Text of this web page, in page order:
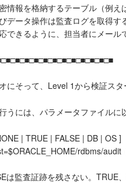
情報を格納するテーブル（例え
データ操作は監査ログを取得す
できるように、担当者にメール
にそって、Level 1から検証スタ
うには、パラメータファイルに
| TRUE | FALSE | DB | OS ]
rdbms/audit
は監査証跡を残さない。TRUE